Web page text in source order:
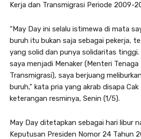
Kerja dan Transmigrasi Periode 2009-
“May Day ini selalu istimewa di mata
buruh itu bukan saja sebagai pekerja,
yang solid dan punya solidaritas
saya menjadi Menaker (Menteri Tenaga
Transmigrasi), saya berjuang
buruh,” kata pria yang akrab disapa
keterangan resminya, Senin (1/5).
May Day ditetapkan sebagai hari libur
Keputusan Presiden Nomor 24 Tahun